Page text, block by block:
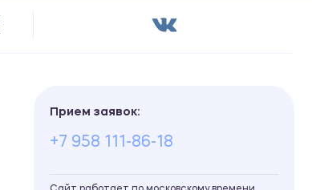
Прием заявок:
+7 958 111-86-18